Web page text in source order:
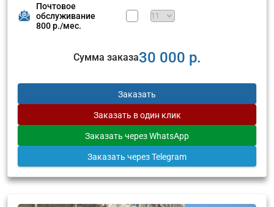
Почтовое
обслуживание
800 р./мес.
Сумма заказа30 000 р.
Заказать
Заказать в один клик
Заказать через WhatsApp
Заказать через Telegram